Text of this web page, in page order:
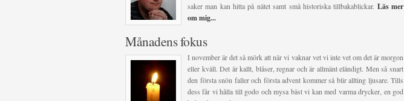
saker man kan hitta på nätet samt små historiska tillbakablickar. Läs mer
om mig...
Månadens fokus
I november är det så mörk att när vi vaknar vet vi inte vet om det är morgon
eller kväll. Det är kallt, blåser, regnar och är allmänt eländigt. Men så snart
den första snön faller och första advent kommer så blir allting ljusare. Tills
dess får vi hålla till godo och mysa bäst vi kan med varma drycker, en god